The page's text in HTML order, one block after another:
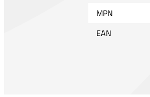
MPN
EAN